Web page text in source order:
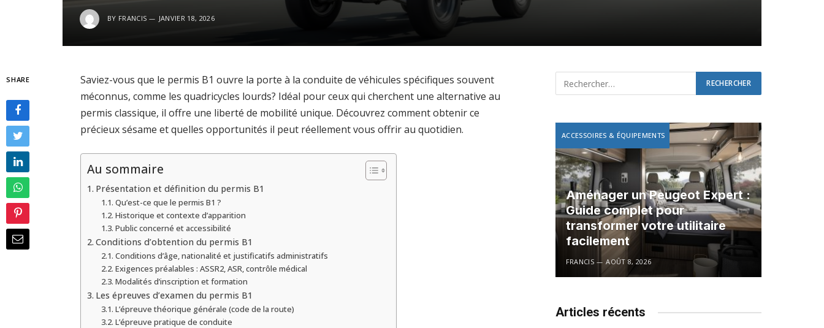
BY FRANCIS JANVIER 18, 2026
SHARE
Saviez-vous que le permis B1 ouvre la porte à la conduite de véhicules spécifiques souvent
méconnus, comme les quadricycles lourds? Idéal pour ceux qui cherchent une alternative au
permis classique, il offre une liberté de mobilité unique. Découvrez comment obtenir ce
précieux sésame et quelles opportunités il peut réellement vous offrir au quotidien.
Au sommaire
Présentation et définition du permis B1
Qu’est-ce que le permis B1 ?
Historique et contexte d’apparition
Public concerné et accessibilité
Conditions d’obtention du permis B1
Conditions d’âge, nationalité et justificatifs administratifs
Exigences préalables : ASSR2, ASR, contrôle médical
Modalités d’inscription et formation
Les épreuves d’examen du permis B1
L’épreuve théorique générale (code de la route)
L’épreuve pratique de conduite
ACCESSOIRES & ÉQUIPEMENTS
Aménager un Peugeot Expert :
Guide complet pour
transformer votre utilitaire
facilement
FRANCIS AOÛT 8, 2026
Articles récents